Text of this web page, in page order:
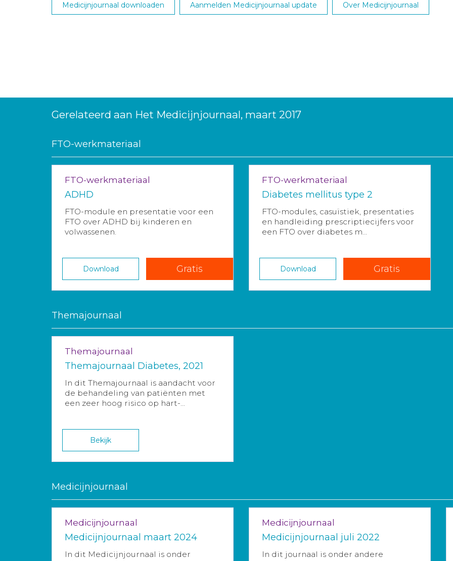
Medicijnjournaal downloaden Aanmelden Medicijnjournaal update Over Medicijnjournaal
Gerelateerd aan Het Medicijnjournaal, maart 2017
FTO-werkmateriaal
FTO-werkmateriaal
ADHD
FTO-module en presentatie voor een
FTO over ADHD bij kinderen en
volwassenen.
Download Gratis
FTO-werkmateriaal
Diabetes mellitus type 2
FTO-modules, casuïstiek, presentaties
en handleiding prescriptiecijfers voor
een FTO over diabetes m...
Download Gratis
Themajournaal
Themajournaal
Themajournaal Diabetes, 2021
In dit Themajournaal is aandacht voor
de behandeling van patiënten met
een zeer hoog risico op hart-...
Bekijk
Medicijnjournaal
Medicijnjournaal
Medicijnjournaal maart 2024
In dit Medicijnjournaal is onder
Medicijnjournaal
Medicijnjournaal juli 2022
In dit journaal is onder andere